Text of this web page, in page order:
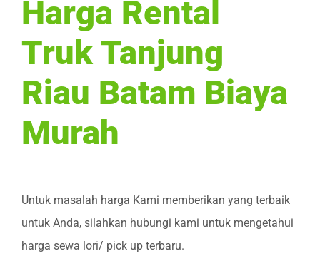
Harga Rental
Truk Tanjung
Riau Batam Biaya
Murah
Untuk masalah harga Kami memberikan yang terbaik
untuk Anda, silahkan hubungi kami untuk mengetahui
harga sewa lori/ pick up terbaru.